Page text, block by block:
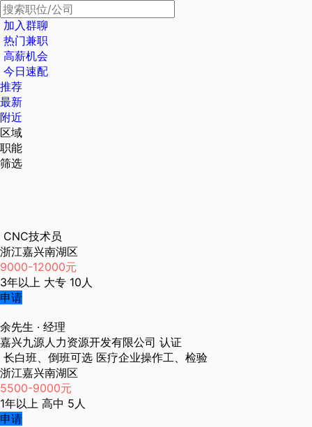
加入群聊
热门兼职
高薪机会
今日速配
推荐
最新
附近
区域
职能
筛选
CNC技术员
浙江嘉兴南湖区
9000-12000元
3年以上 大专 10人
申请
余先生 · 经理
嘉兴九源人力资源开发有限公司 认证
长白班、倒班可选 医疗企业操作工、检验
浙江嘉兴南湖区
5500-9000元
1年以上 高中 5人
申请